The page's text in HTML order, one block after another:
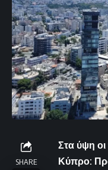
SHARE
Στα ύψη οι
Κύπρο: